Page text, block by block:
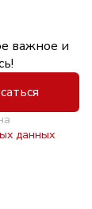
важное и
данных